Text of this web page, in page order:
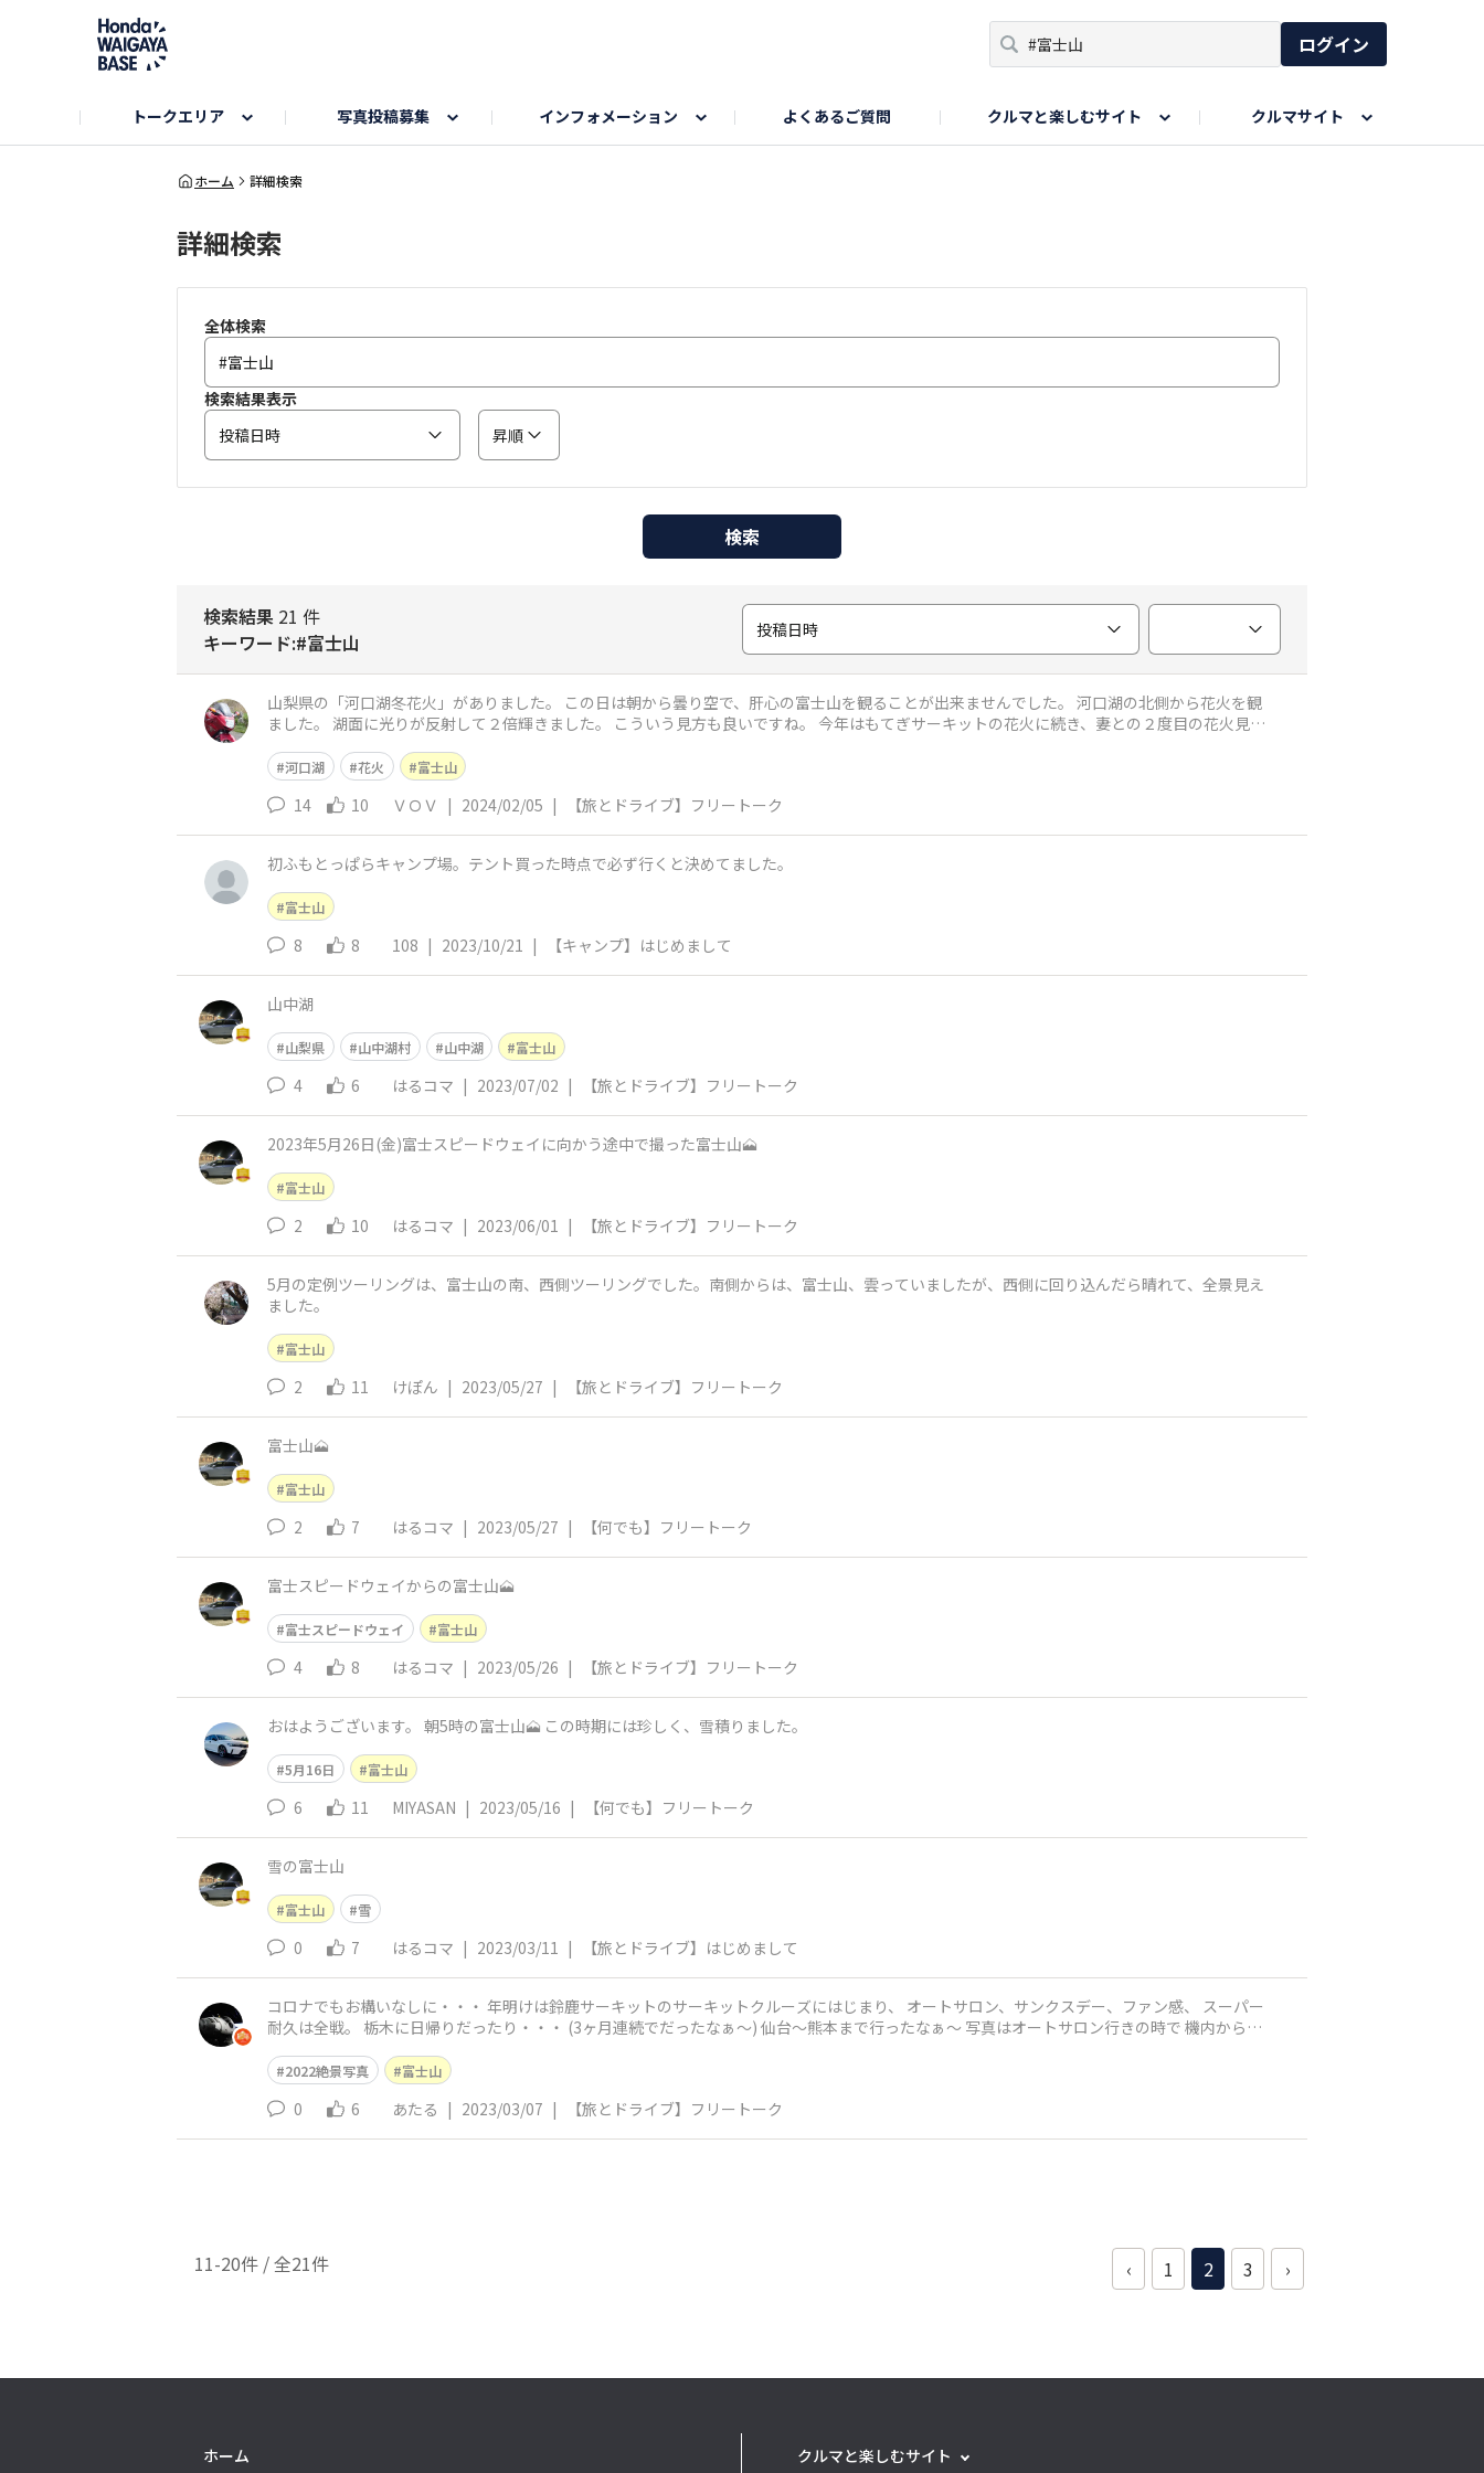
ログイン
トークエリア
旅とドライブエリア
Nシリーズエリア
インターペット参加者エリア
写真投稿募集
ハロウィンアルバム
未来に残したい日本の絶景
自慢のHonda車
インフォメーション
お知らせ コミュニティガイド
よくあるご質問 クルマと楽しむサイト
Hondaキャンプ
USER'S VOICE
クルマサイト
カーラインアップ
ホーム 詳細検索
詳細検索
全体検索
検索結果表示
投稿日時
昇順
検索
検索結果 21 件
キーワード:#富士山
投稿日時
山梨県の「河口湖冬花火」がありました。 この日は朝から曇り空で、肝心の富士山を観ることが出来ませんでした。 河口湖の北側から花火を観
ました。 湖面に光りが反射して２倍輝きました。 こういう見方も良いですね。 今年はもてぎサーキットの花火に続き、妻との２度目の花火見物
河口湖 花火 富士山
14 10 ＶＯＶ | 2024/02/05 | 【旅とドライブ】フリートーク
初ふもとっぱらキャンプ場。テント買った時点で必ず行くと決めてました。
富士山
8 8 108 | 2023/10/21 | 【キャンプ】はじめまして
山中湖
山梨県 山中湖村 山中湖 富士山
4 6 はるコマ | 2023/07/02 | 【旅とドライブ】フリートーク
2023年5月26日(金)富士スピードウェイに向かう途中で撮った富士山🗻
富士山
2 10 はるコマ | 2023/06/01 | 【旅とドライブ】フリートーク
5月の定例ツーリングは、富士山の南、西側ツーリングでした。南側からは、富士山、雲っていましたが、西側に回り込んだら晴れて、全景見え
ました。
富士山
2 11 けぽん | 2023/05/27 | 【旅とドライブ】フリートーク
富士山🗻
富士山
2 7 はるコマ | 2023/05/27 | 【何でも】フリートーク
富士スピードウェイからの富士山🗻
富士スピードウェイ 富士山
4 8 はるコマ | 2023/05/26 | 【旅とドライブ】フリートーク
おはようございます。 朝5時の富士山🗻 この時期には珍しく、雪積りました。
5月16日 富士山
6 11 MIYASAN | 2023/05/16 | 【何でも】フリートーク
雪の富士山
富士山 雪
0 7 はるコマ | 2023/03/11 | 【旅とドライブ】はじめまして
コロナでもお構いなしに・・・ 年明けは鈴鹿サーキットのサーキットクルーズにはじまり、 オートサロン、サンクスデー、ファン感、 スーパー
耐久は全戦。 栃木に日帰りだったり・・・ (3ヶ月連続でだったなぁ～) 仙台～熊本まで行ったなぁ～ 写真はオートサロン行きの時で 機内からの
2022絶景写真 富士山
0 6 あたる | 2023/03/07 | 【旅とドライブ】フリートーク
11-20件 / 全21件 ‹ 1 2 3 ›
ホーム クルマと楽しむサイト